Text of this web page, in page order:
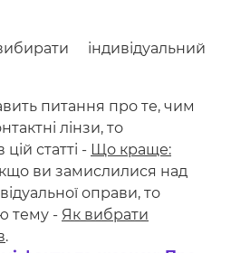
індивідуальний
питання про те, чим
лінзи, то
статті - Що краще:
ви замислилися над
оправи, то
тему - Як вибрати
.